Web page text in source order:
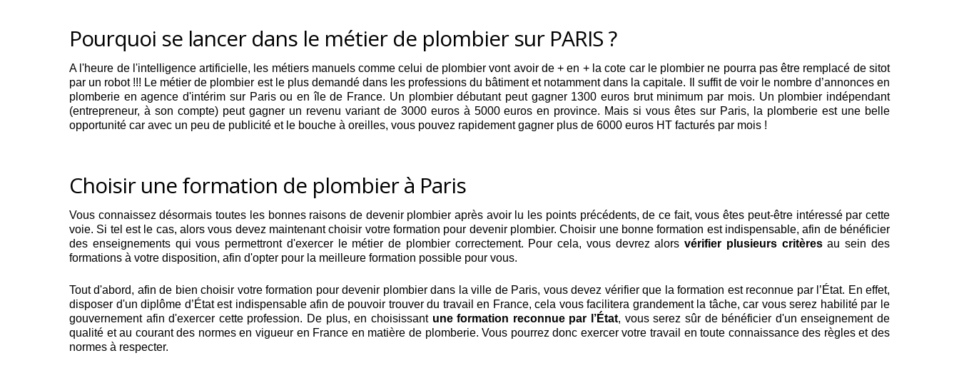
Pourquoi se lancer dans le métier de plombier sur PARIS ?
A l'heure de l'intelligence artificielle, les métiers manuels comme celui de plombier vont avoir de + en + la cote car le plombier ne pourra pas être remplacé de sitot
par un robot !!! Le métier de plombier est le plus demandé dans les professions du bâtiment et notamment dans la capitale. Il suffit de voir le nombre d’annonces en
plomberie en agence d'intérim sur Paris ou en île de France. Un plombier débutant peut gagner 1300 euros brut minimum par mois. Un plombier indépendant
(entrepreneur, à son compte) peut gagner un revenu variant de 3000 euros à 5000 euros en province. Mais si vous êtes sur Paris, la plomberie est une belle
opportunité car avec un peu de publicité et le bouche à oreilles, vous pouvez rapidement gagner plus de 6000 euros HT facturés par mois !
Choisir une formation de plombier à Paris
Vous connaissez désormais toutes les bonnes raisons de devenir plombier après avoir lu les points précédents, de ce fait, vous êtes peut-être intéressé par cette
voie. Si tel est le cas, alors vous devez maintenant choisir votre formation pour devenir plombier. Choisir une bonne formation est indispensable, afin de bénéficier
des enseignements qui vous permettront d'exercer le métier de plombier correctement. Pour cela, vous devrez alorsvérifier plusieurs critèresau sein des
formations à votre disposition, afin d'opter pour la meilleure formation possible pour vous.
Tout d'abord, afin de bien choisir votre formation pour devenir plombier dans la ville de Paris, vous devez vérifier que la formation est reconnue par l’État. En effet,
disposer d'un diplôme d’État est indispensable afin de pouvoir trouver du travail en France, cela vous facilitera grandement la tâche, car vous serez habilité par le
gouvernement afin d'exercer cette profession. De plus, en choisissant une formation reconnue par l’État, vous serez sûr de bénéficier d'un enseignement de
qualité et au courant des normes en vigueur en France en matière de plomberie. Vous pourrez donc exercer votre travail en toute connaissance des règles et des
normes à respecter.